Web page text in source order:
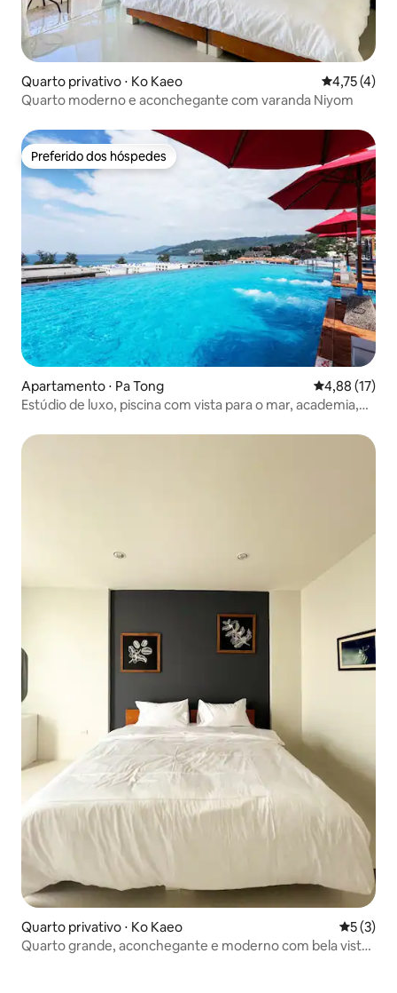
Quarto privativo ⋅ Ko Kaeo 4,75 de
4,75 (4)
Quarto moderno e aconchegante com varanda Niyom
Preferido dos hóspedes
Preferido dos hóspedes
Apartamento ⋅ Pa Tong 4,88 de uma
4,88 (17)
Estúdio de luxo, piscina com vista para o mar, academia,
Quarto privativo ⋅ Ko Kaeo 5 de
5 (3)
Quarto grande, aconchegante e moderno com bela vista